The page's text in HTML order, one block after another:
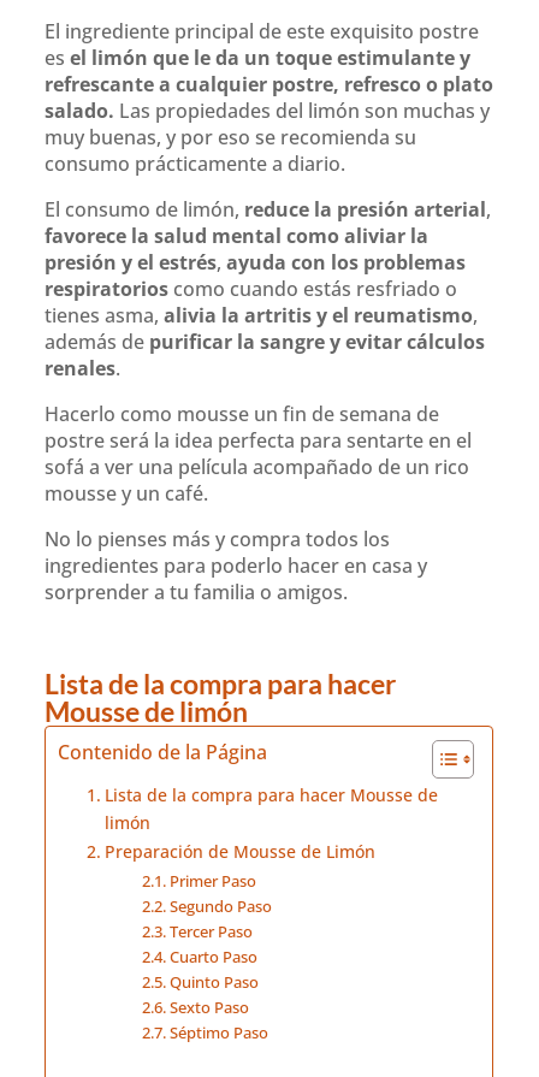
El ingrediente principal de este exquisito postre
esel limón que le da un toque estimulante y
refrescante a cualquier postre, refresco o plato
salado. Las propiedades del limón son muchas y
muy buenas, y por eso se recomienda su
consumo prácticamente a diario.
El consumo de limón, reduce la presión arterial,
favorece la salud mental como aliviar la
presión y el estrés,ayuda con los problemas
respiratorios como cuando estás resfriado o
tienes asma,alivia la artritis y el reumatismo,
además de purificar la sangre y evitar cálculos
renales.
Hacerlo como mousse un fin de semana de
postre será la idea perfecta para sentarte en el
sofá a ver una película acompañado de un rico
mousse y un café.
No lo pienses más y compra todos los
ingredientes para poderlo hacer en casa y
sorprender a tu familia o amigos.
Lista de la compra para hacer
Mousse de limón
Contenido de la Página
Lista de la compra para hacer Mousse de
limón
Preparación de Mousse de Limón
Primer Paso
Segundo Paso
Tercer Paso
Cuarto Paso
Quinto Paso
Sexto Paso
Séptimo Paso